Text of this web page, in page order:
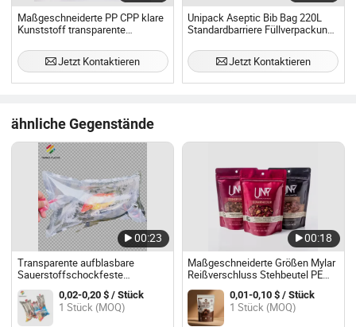
Maßgeschneiderte PP CPP klare
Kunststoff transparente
Jetzt Kontaktieren
Unipack Aseptic Bib Bag 220L
Standardbarriere Füllverpackung
Jetzt Kontaktieren
ähnliche Gegenstände
00:23
Transparente aufblasbare
Sauerstoffschockfeste
Kunststoffverpackungstasche
für lebende Fische0,02-0,20 $ / Stück
1 Stück (MOQ)
00:18
Maßgeschneiderte Größen Mylar
Reißverschluss Stehbeutel PE
und PET Kunststoff für
Lebensmittel Snacks
0,01-0,10 $ / Stück
1 Stück (MOQ)